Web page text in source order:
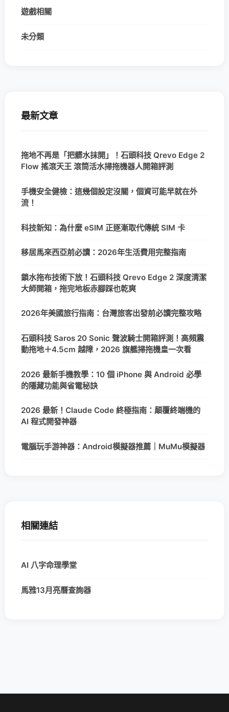
遊戲相關
未分類
最新文章
拖地不再是「把髒水抹開」！石頭科技 Qrevo Edge 2
Flow 搖滾天王 滾筒活水掃拖機器人開箱評測
手機安全健檢：這幾個設定沒關，個資可能早就在外
流！
科技新知：為什麼 eSIM 正逐漸取代傳統 SIM 卡
移居馬來西亞前必讀：2026年生活費用完整指南
鎖水拖布技術下放！石頭科技 Qrevo Edge 2 深度清潔
大師開箱，拖完地板赤腳踩也乾爽
2026年美國旅行指南：台灣旅客出發前必讀完整攻略
石頭科技 Saros 20 Sonic 聲波騎士開箱評測！高頻震
動拖地＋4.5cm 越障，2026 旗艦掃拖機皇一次看
2026 最新手機教學：10 個 iPhone 與 Android 必學
的隱藏功能與省電秘訣
2026 最新！Claude Code 終極指南：顛覆終端機的
AI 程式開發神器
電腦玩手游神器：Android模擬器推薦｜MuMu模擬器
相關連結
AI 八字命理學堂
馬雅13月亮曆查詢器